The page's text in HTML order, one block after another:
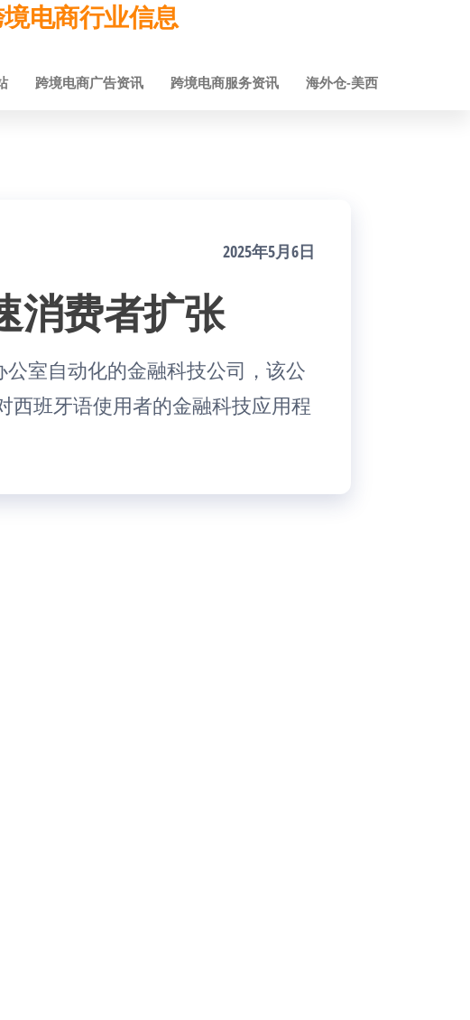
境电商行业信息
跨境电商广告资讯 跨境电商服务资讯 海外仓-美西
2025年5月6日
消费者扩张
室自动化的金融科技公司，该公
西班牙语使用者的金融科技应用程